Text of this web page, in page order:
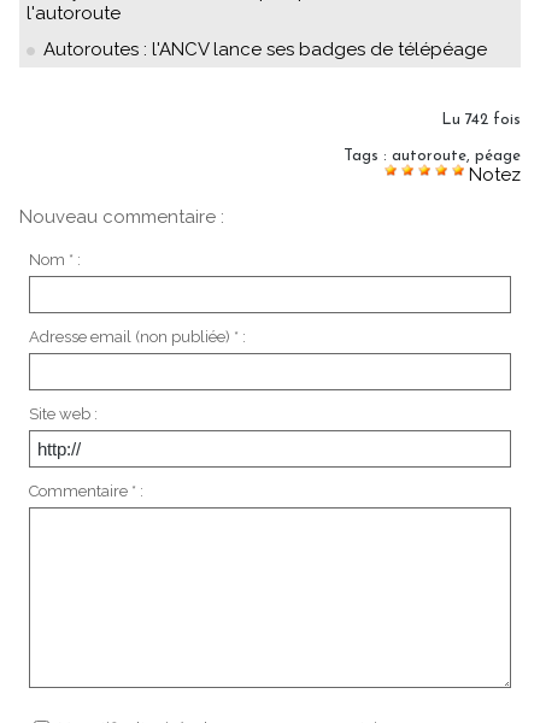
l'autoroute
Autoroutes : l'ANCV lance ses badges de télépéage
Lu 742 fois
Tags : autoroute, péage
Notez
Nouveau commentaire :
Nom * :
Adresse email (non publiée) * :
Site web :
Commentaire * :